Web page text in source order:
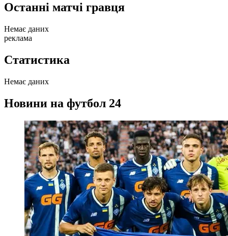
Останні матчі гравця
Немає даних
реклама
Статистика
Немає даних
Новини на футбол 24